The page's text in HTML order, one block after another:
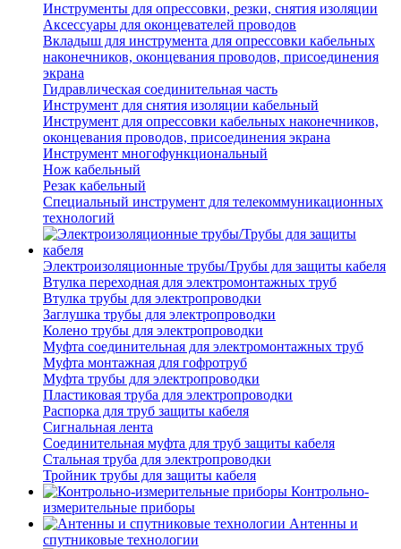
Инструменты для опрессовки, резки, снятия изоляции
Аксессуары для оконцевателей проводов
Вкладыш для инструмента для опрессовки кабельных
наконечников, оконцевания проводов, присоединения
экрана
Гидравлическая соединительная часть
Инструмент для снятия изоляции кабельный
Инструмент для опрессовки кабельных наконечников,
оконцевания проводов, присоединения экрана
Инструмент многофункциональный
Нож кабельный
Резак кабельный
Специальный инструмент для телекоммуникационных
технологий
Электроизоляционные трубы/Трубы для защиты кабеля
Втулка переходная для электромонтажных труб
Втулка трубы для электропроводки
Заглушка трубы для электропроводки
Колено трубы для электропроводки
Муфта соединительная для электромонтажных труб
Муфта монтажная для гофротруб
Муфта трубы для электропроводки
Пластиковая труба для электропроводки
Распорка для труб защиты кабеля
Сигнальная лента
Соединительная муфта для труб защиты кабеля
Стальная труба для электропроводки
Тройник трубы для защиты кабеля
Контрольно-
измерительные приборы
Антенны и
спутниковые технологии